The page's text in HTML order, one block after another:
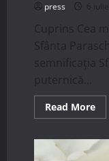
press 6
Cuprins Cea
Sfânta
semnificația
puternică...
Read More